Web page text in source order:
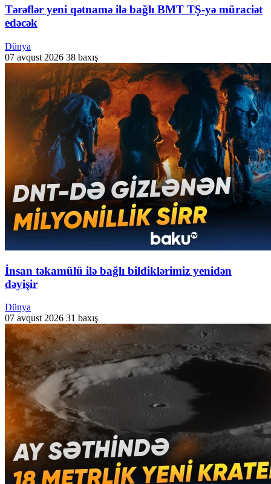
Tərəflər yeni qətnamə ilə bağlı BMT TŞ-yə müraciət
edəcək
Dünya
07 avqust 2026 38 baxış
İnsan təkamülü ilə bağlı bildiklərimiz yenidən
dəyişir
Dünya
07 avqust 2026 31 baxış